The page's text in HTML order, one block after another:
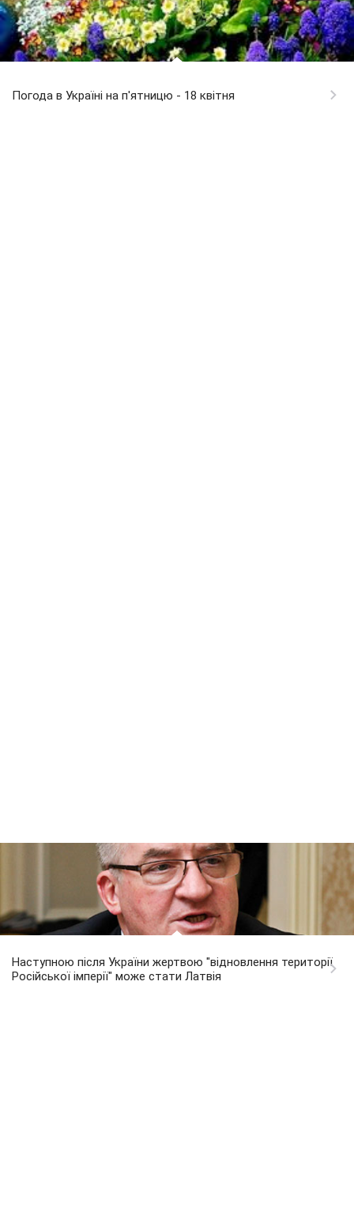
Погода в Україні на п'ятницю - 18 квітня
Наступною після України жертвою "відновлення території
Російської імперії" може стати Латвія